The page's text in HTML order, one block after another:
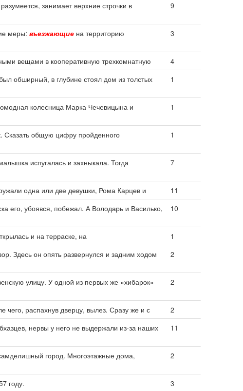
занимает верхние строчки в
9
меры: въезжающие на территорию
3
вещами в кооперативную трехкомнатную
4
обширный, в глубине стоял дом из толстых
1
колесница Марка Чечевицына и
1
Сказать общую цифру пройденного
1
испугалась и захныкала. Тогда
7
одна или две девушки, Рома Карцев и
11
его, убоявся, побежал. А Володарь и Василько,
10
и на терраске, на
1
Здесь он опять развернулся и задним ходом
2
улицу. У одной из первых же «хибарок»
2
чего, распахнув дверцу, вылез. Сразу же и с
2
нервы у него не выдержали из-за наших
11
город. Многоэтажные дома,
2
году.
3